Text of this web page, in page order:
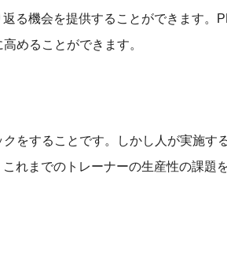
る機会を提供することができます。
めることができます。
をすることです。しかし人が実施す
れまでのトレーナーの生産性の課題